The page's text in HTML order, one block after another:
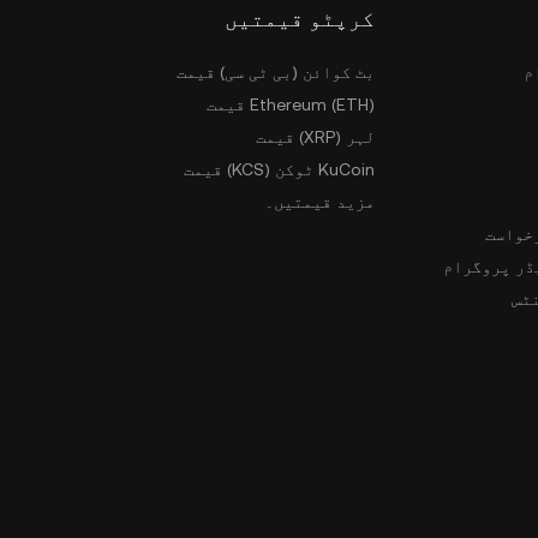
کرپٹو قیمتیں
بٹ کوائن (بی ٹی سی) قیمت
Ethereum (ETH) قیمت
لہر (XRP) قیمت
KuCoin ٹوکن (KCS) قیمت
مزید قیمتیں۔